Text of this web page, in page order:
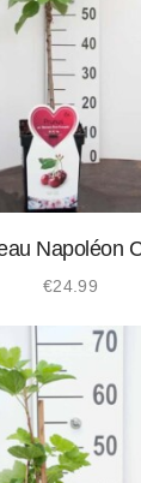
Napoléon
€24.99